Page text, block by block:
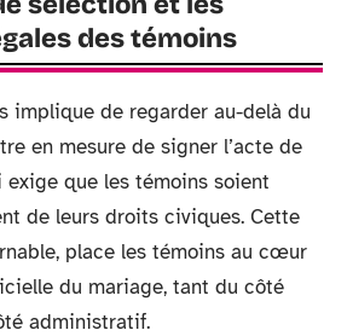
des témoins
implique de regarder au-delà du
en mesure de signer l’acte de
que les témoins soient
de leurs droits civiques. Cette
place les témoins au cœur
du mariage, tant du côté
administratif.